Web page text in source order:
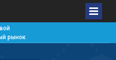
рынок